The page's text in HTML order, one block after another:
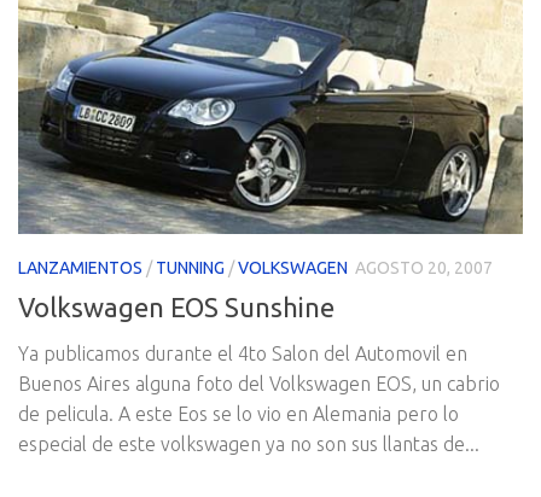
LANZAMIENTOS /TUNNING /VOLKSWAGEN AGOSTO 20, 2007
Volkswagen EOS Sunshine
Ya publicamos durante el 4to Salon del Automovil en
Buenos Aires alguna foto del Volkswagen EOS, un cabrio
de pelicula. A este Eos se lo vio en Alemania pero lo
especial de este volkswagen ya no son sus llantas de...